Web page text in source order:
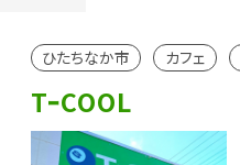
ひたちなか市 カフェ
TｰCOOL